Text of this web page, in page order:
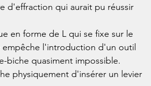
d'effraction qui aurait pu réussir
en forme de L qui se fixe sur le
l'introduction d'un outil
biche quasiment impossible.
physiquement d'insérer un levier